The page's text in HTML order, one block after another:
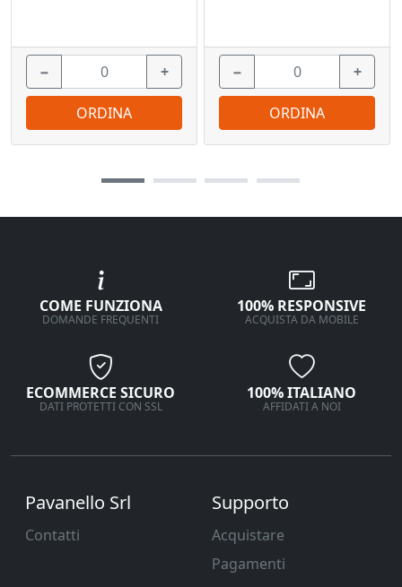
− +
ORDINA
− +
ORDINA
COME FUNZIONA
DOMANDE FREQUENTI
100% RESPONSIVE
ACQUISTA DA MOBILE
ECOMMERCE SICURO
DATI PROTETTI CON SSL
100% ITALIANO
AFFIDATI A NOI
Pavanello Srl
Contatti
Supporto
Acquistare
Pagamenti